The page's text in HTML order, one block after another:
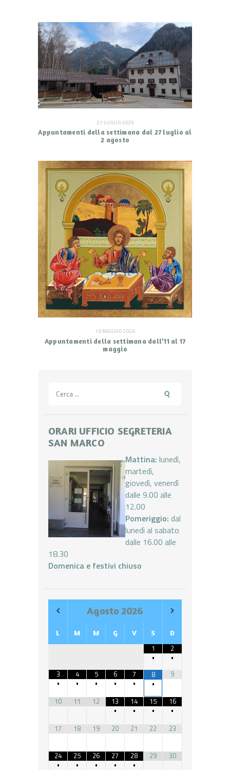
27 LUGLIO 2026
Appuntamenti della settimana dal 27 luglio al
2 agosto
10 MAGGIO 2026
Appuntamenti della settimana dall’11 al 17
maggio
per:
ORARI UFFICIO SEGRETERIA
SAN MARCO
Mattina: lunedì,
martedì,
giovedì, venerdì
dalle 9.00 alle
12.00
Pomeriggio: dal
lunedì al sabato
dalle 16.00 alle
18.30
Domenica e festivi chiuso
Agosto 2026
L M M G V S D
1
•
2
•
3
•
4
•
5
•
6
•
7
•
8
•
9
10 11 12
13
•
14
•
15
•
16
•
17
18 19 20 21 22 23
24
•
25
•
26
•
27
•
28
•
29 30